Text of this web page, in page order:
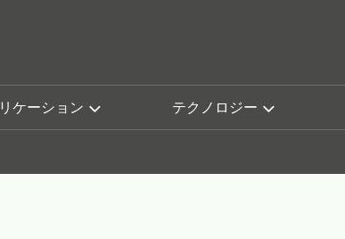
ケーション テクノロジー